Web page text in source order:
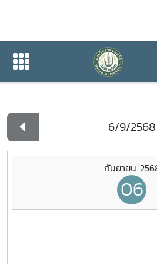
ปฏิทินกิจกรรมของ
ปฏิทินกิจกรรมของหน่วยงาน
กันยายน
06